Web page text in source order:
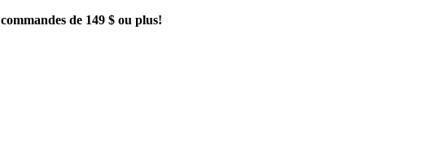
de 149 $ ou plus!